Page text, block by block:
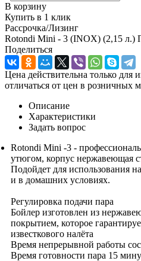
В корзину
Купить в 1 клик
Рассрочка/Лизинг
Rotondi Mini - 3 (INOX) (2,15 л.)
Поделиться
Цена действительна только для
отличаться от цен в розничных
Описание
Характеристики
Задать вопрос
Rotondi Mini -3 -
утюгом, корпус нержавеющая
Подойдет для использования
и в домашних условиях.
Регулировка подачи пара
Бойлер изготовлен из
покрытием, которое
известкового налёта
Время непрерывной работы
Время готовности пара 15